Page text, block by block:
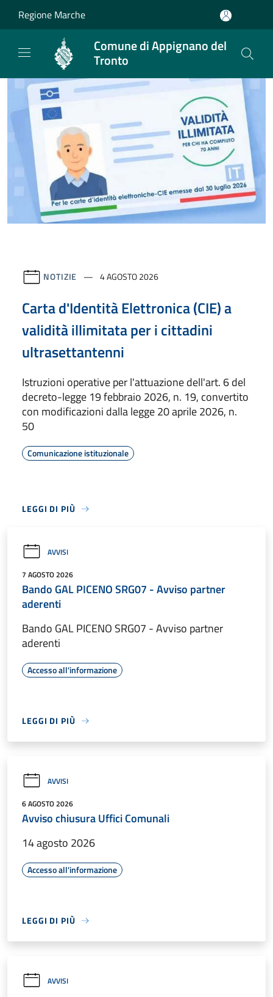
Regione Marche
Comune di Appignano del
Tronto
NOTIZIE 4 AGOSTO 2026
Carta d'Identità Elettronica (CIE) a
validità illimitata per i cittadini
ultrasettantenni
Istruzioni operative per l'attuazione dell'art. 6 del
decreto-legge 19 febbraio 2026, n. 19, convertito
con modificazioni dalla legge 20 aprile 2026, n.
50
Comunicazione istituzionale
LEGGI DI PIÙ
AVVISI
7 AGOSTO 2026
Bando GAL PICENO SRG07 - Avviso partner
aderenti
Bando GAL PICENO SRG07 - Avviso partner
aderenti
Accesso all'informazione
LEGGI DI PIÙ
AVVISI
6 AGOSTO 2026
Avviso chiusura Uffici Comunali
14 agosto 2026
Accesso all'informazione
LEGGI DI PIÙ
AVVISI